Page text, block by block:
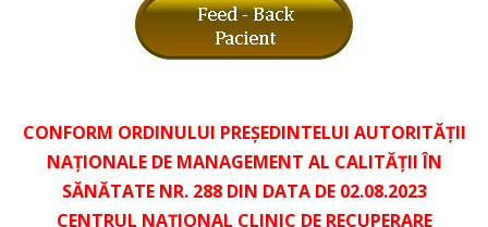
CONFORM ORDINULUI PREȘEDINTELUI AUTORITĂȚII
NAȚIONALE DE MANAGEMENT AL CALITĂȚII ÎN
SĂNĂTATE NR. 288 DIN DATA DE 02.08.2023
CENTRUL NAȚIONAL CLINIC DE RECUPERARE